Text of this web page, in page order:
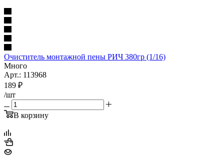
Очиститель монтажной пены РИЧ 380гр (1/16)
Много
Арт.: 113968
189 ₽
/шт
В корзину